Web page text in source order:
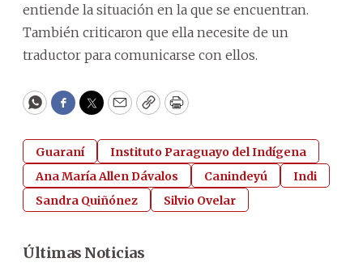
entiende la situación en la que se encuentran.
También criticaron que ella necesite de un
traductor para comunicarse con ellos.
WhatsApp
Facebook
Twitter
EmailCopyPrint
Guaraní
Instituto Paraguayo del Indígena
Ana María Allen Dávalos
Canindeyú
Indi
Sandra Quiñónez
Silvio Ovelar
Últimas Noticias